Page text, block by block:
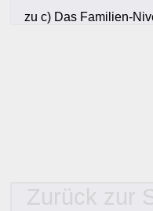
zu c) Das Familien-